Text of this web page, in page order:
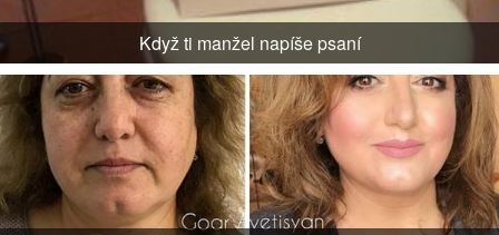
Když ti manžel napíše psaní